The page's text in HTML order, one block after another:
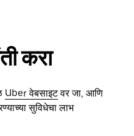
करा
Uber वेबसाइटवर जा, आणि
सुविधेचा लाभ